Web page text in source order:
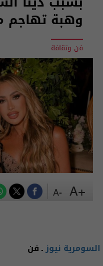
وهبة تهاجم
فن وثقافة
السومرية نيوزـ فن
+A
-A